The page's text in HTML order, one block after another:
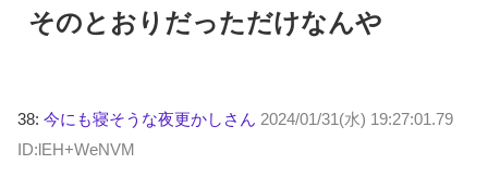
そのとおりだっただけなんや
38: 今にも寝そうな夜更かしさん 2024/01/31(水) 19:27:01.79
ID:lEH+WeNVM